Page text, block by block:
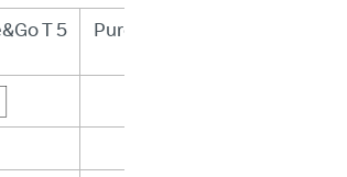
T 5
Pure Charge&Go T 7